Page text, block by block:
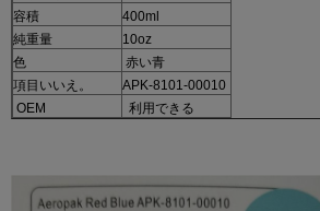
容積
400ml
純重量
10oz
色
赤い青
項目いいえ。
APK-8101-00010
OEM
利用できる